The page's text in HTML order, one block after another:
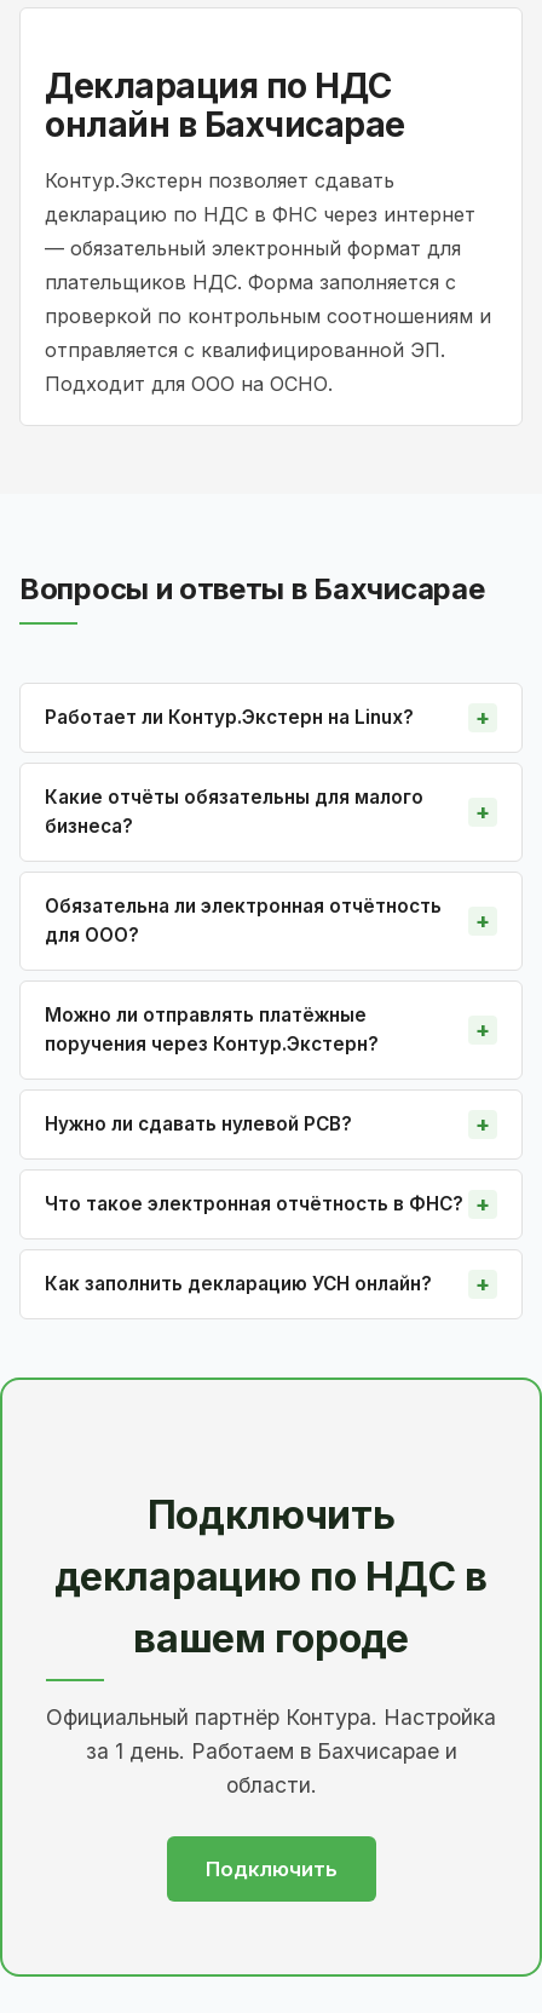
Декларация по НДС
онлайн в Бахчисарае
Контур.Экстерн позволяет сдавать
декларацию по НДС в ФНС через интернет
— обязательный электронный формат для
плательщиков НДС. Форма заполняется с
проверкой по контрольным соотношениям и
отправляется с квалифицированной ЭП.
Подходит для ООО на ОСНО.
Вопросы и ответы в Бахчисарае
Работает ли Контур.Экстерн на Linux?
Какие отчёты обязательны для малого
бизнеса?
Обязательна ли электронная отчётность
для ООО?
Можно ли отправлять платёжные
поручения через Контур.Экстерн?
Нужно ли сдавать нулевой РСВ?
Что такое электронная отчётность в ФНС?
Как заполнить декларацию УСН онлайн?
Подключить
декларацию по НДС в
вашем городе
Официальный партнёр Контура. Настройка
за 1 день. Работаем в Бахчисарае и
области.
Подключить